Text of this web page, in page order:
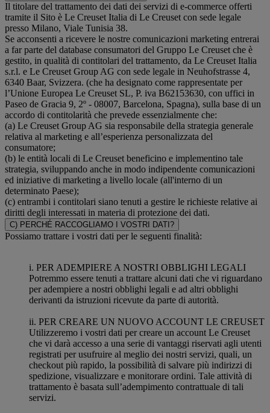
Il titolare del trattamento dei dati dei servizi di e-commerce offerti
tramite il Sito è Le Creuset Italia di Le Creuset con sede legale
presso Milano, Viale Tunisia 38.
Se acconsenti a ricevere le nostre comunicazioni marketing entrerai
a far parte del database consumatori del Gruppo Le Creuset che è
gestito, in qualità di contitolari del trattamento, da Le Creuset Italia
s.r.l. e Le Creuset Group AG con sede legale in Neuhofstrasse 4,
6340 Baar, Svizzera. (che ha designato come rappresentate per
l’Unione Europea Le Creuset SL, P. iva B62153630, con uffici in
Paseo de Gracia 9, 2º - 08007, Barcelona, Spagna), sulla base di un
accordo di contitolarità che prevede essenzialmente che:
(a) Le Creuset Group AG sia responsabile della strategia generale
relativa al marketing e all’esperienza personalizzata del
consumatore;
(b) le entità locali di Le Creuset beneficino e implementino tale
strategia, sviluppando anche in modo indipendente comunicazioni
ed iniziative di marketing a livello locale (all'interno di un
determinato Paese);
(c) entrambi i contitolari siano tenuti a gestire le richieste relative ai
diritti degli interessati in materia di protezione dei dati.
C) PERCHÉ RACCOGLIAMO I VOSTRI DATI?
Possiamo trattare i vostri dati per le seguenti finalità:
i. PER ADEMPIERE A NOSTRI OBBLIGHI LEGALI
Potremmo essere tenuti a trattare alcuni dati che vi riguardano
per adempiere a nostri obblighi legali e ad altri obblighi
derivanti da istruzioni ricevute da parte di autorità.
ii. PER CREARE UN NUOVO ACCOUNT LE CREUSET
Utilizzeremo i vostri dati per creare un account Le Creuset
che vi darà accesso a una serie di vantaggi riservati agli utenti
registrati per usufruire al meglio dei nostri servizi, quali, un
checkout più rapido, la possibilità di salvare più indirizzi di
spedizione, visualizzare e monitorare ordini. Tale attività di
trattamento è basata sull’adempimento contrattuale di tali
servizi.